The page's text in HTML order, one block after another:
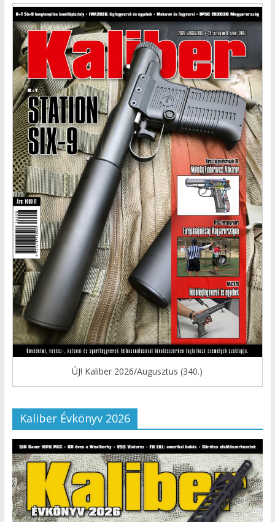
ÚJ! Kaliber 2026/Augusztus (340.)
Kaliber Évkönyv 2026